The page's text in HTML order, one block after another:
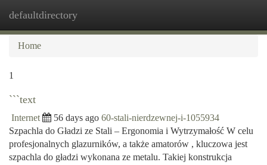
defaultdirectory
Home
1
```text
Internet 56 days ago 60-stali-nierdzewnej-i-1055934
Szpachla do Gładzi ze Stali – Ergonomia i Wytrzymałość W celu
profesjonalnych glazurników, a także amatorów , kluczowa jest
szpachla do gładzi wykonana ze metalu. Takiej konstrukcja